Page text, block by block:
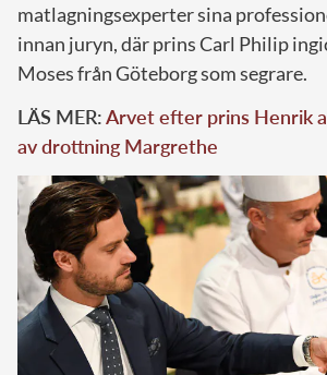
matlagningsexperter sina
innan juryn, där prins Carl Philip
Moses från Göteborg som segrare.
LÄS MER:Arvet efter prins Henrik
av drottning Margrethe